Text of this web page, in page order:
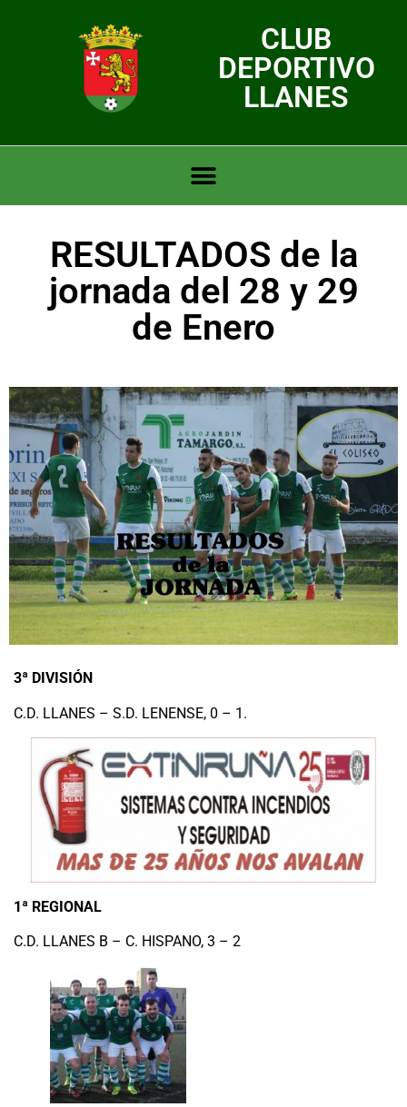
CLUB
DEPORTIVO
LLANES
RESULTADOS de la
jornada del 28 y 29
de Enero
3ª DIVISIÓN
C.D. LLANES – S.D. LENENSE, 0 – 1.
1ª REGIONAL
C.D. LLANES B – C. HISPANO, 3 – 2